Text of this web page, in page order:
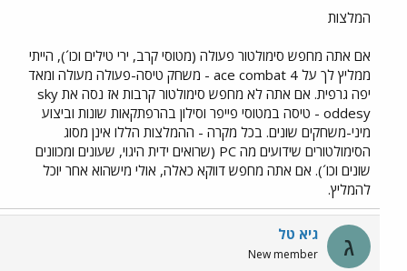
המלצות
אם אתה מחפש סימולטור פעולה (מטוסי קרב, ירי טילים וכו´), הייתי
ממליץ לך על ace combat 4 - משחק טיסה-פעולה מעולה ומאד
יפה גרפית. אם אתה לא מחפש סימולטור קרבות אז נסה את sky
oddesy - טיסה במטוסי פייפר וסילון בהרפתקאות שונות וביצוע
מיני-משחקים שונים. בכל מקרה - ההמלצות הללו אינן מסוג
הסימולטורים שידועים מה PC (שרואים ידית היגוי, שעונים ומכוונים
שונים וכו´). אם אתה מחפש דווקא כאלה, אולי מישהוא אחר יוכל
להמליץ.
ג גיא טל
New member